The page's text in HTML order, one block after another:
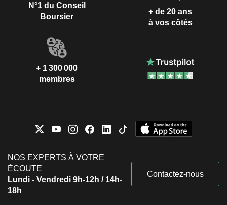
N°1 du Conseil
Boursier
+ de 20 ans
à vos côtés
+ 1 300 000
membres
NOS EXPERTS À VOTRE
ÉCOUTE
Lundi - Vendredi 9h-12h / 14h-
18h
Contactez-nous